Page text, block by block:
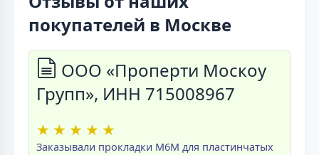
покупателей в Москве
ООО «Проперти Москоу
Групп», ИНН 715008967
★ ★ ★ ★ ★
Заказывали прокладки M6M для пластинчатых